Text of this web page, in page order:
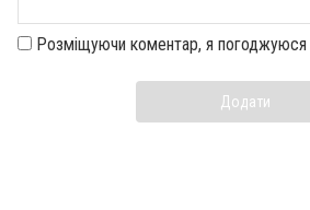
Розміщуючи коментар, я погоджуюся
Додати